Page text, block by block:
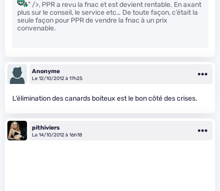
" />, PPR a revu la fnac et est devient rentable. En axant
plus sur le conseil, le service etc… De toute façon, c’était la
seule façon pour PPR de vendre la fnac à un prix
convenable.
Anonyme
Le 12/10/2012 à 17h25
L’élimination des canards boiteux est le bon côté des crises.
pithiviers
Le 14/10/2012 à 16h18